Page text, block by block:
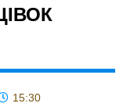
15:30